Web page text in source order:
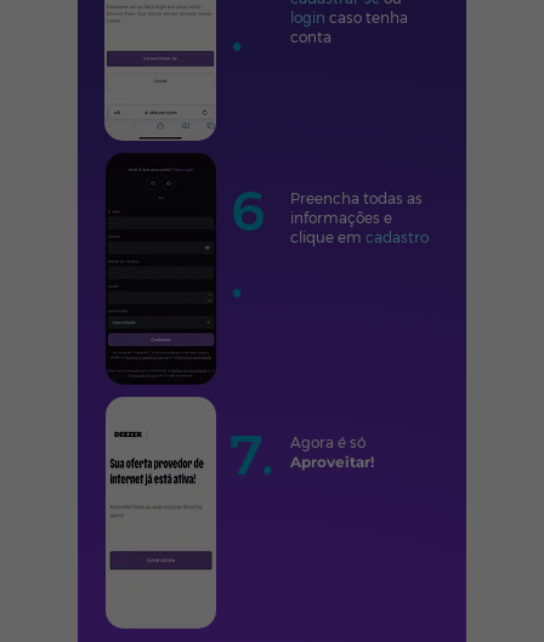
.
login caso tenha
conta
6
.
Preencha todas as
informações e
clique em cadastro
7.
Agora é só
Aproveitar!